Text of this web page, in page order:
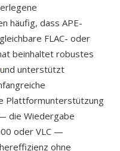
häufig, dass APE-
FLAC- oder
beinhaltet robustes
und unterstützt
Plattformunterstützung
die Wiedergabe
oder VLC —
ohne